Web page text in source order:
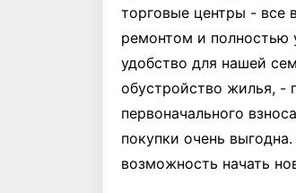
торговые центры - все
ремонтом и полностью
удобство для нашей
обустройство жилья, -
первоначального
покупки очень
возможность начать